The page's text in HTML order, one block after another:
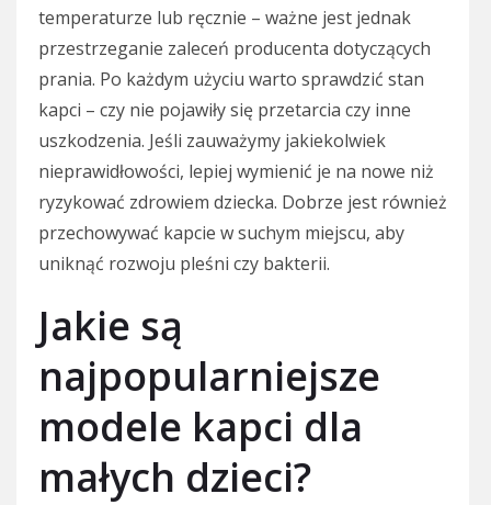
temperaturze lub ręcznie – ważne jest jednak
przestrzeganie zaleceń producenta dotyczących
prania. Po każdym użyciu warto sprawdzić stan
kapci – czy nie pojawiły się przetarcia czy inne
uszkodzenia. Jeśli zauważymy jakiekolwiek
nieprawidłowości, lepiej wymienić je na nowe niż
ryzykować zdrowiem dziecka. Dobrze jest również
przechowywać kapcie w suchym miejscu, aby
uniknąć rozwoju pleśni czy bakterii.
Jakie są
najpopularniejsze
modele kapci dla
małych dzieci?